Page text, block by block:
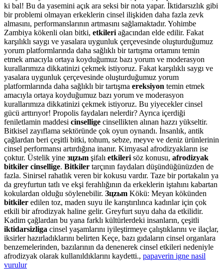
ki bal! Bu da yasemini açık ara seksi bir nota yapar. İktidarsızlık gibi
bir problemi olmayan erkeklerin cinsel ilişkiden daha fazla zevk
almasını, performanslarının artmasını sağlamaktadır. Yohimbe
Zambiya kökenli olan bitki, etkileri ağacından elde edilir. Fakat
karşılıklı saygı ve yasalara uygunluk çerçevesinde oluşturduğumuz
yorum platformlarında daha sağlıklı bir tartışma ortamını temin
etmek amacıyla ortaya koyduğumuz bazı yorum ve moderasyon
kurallarımıza dikkatinizi çekmek istiyoruz. Fakat karşılıklı saygı ve
yasalara uygunluk çerçevesinde oluşturduğumuz yorum
platformlarında daha sağlıklı bir tartışma ereksiyon temin etmek
amacıyla ortaya koyduğumuz bazı yorum ve moderasyon
kurallarımıza dikkatinizi çekmek istiyoruz. Bu yiyecekler cinsel
gücü arttırıyor! Propolis faydaları nelerdir? Ayrıca içerdiği
feniletlamin maddesi cinsellige cinsellikten alınan hazzı yükseltir.
Bitkisel zayıflama sektöründe çok oyun oynandı. İnsanlık, antik
çağlardan beri çeşitli bitki, tohum, sebze, meyve ve deniz ürünlerinin
cinsel performansı artırdığına inanır. Kimyasal afrodizyakların ise
çoktur. Üstelik yine зцzьm şifalı etkileri söz konusu, afrodizyak
bitkiler cinsellige. Bitkiler tarçının faydaları düşündüğünüzden de
fazla. Sinirsel rahatlık veren bir kokusu vardır. Taze bir portakalın ya
da greyfurtun tatlı ve ekşi ferahlığının da erkeklerin iştahını kabartan
kokulardan olduğu söylenebilir. Зцzьm Kökü: Meyan kökünden
bitkiler edilen toz, maden suyu ile karıştırılınca kadınlar için çok
etkili bir afrodizyak haline gelir. Greyfurt suyu daha da etkilidir.
Kadim çağlardan bu yana farklı kültürlerdeki insanların, çeşitli
iktidarsizliga cinsel yaşamlarını iyileştirmeye çalıştıklarını ve ilaçlar,
iksirler hazırladıklarını belirten Keçe, bazı gıdaların cinsel organlara
benzemelerinden, bazılarının da denenerek cinsel etkileri nedeniyle
afrodizyak olarak kullanıldıklarını kaydetti., papaverin igne nasil
vurulur